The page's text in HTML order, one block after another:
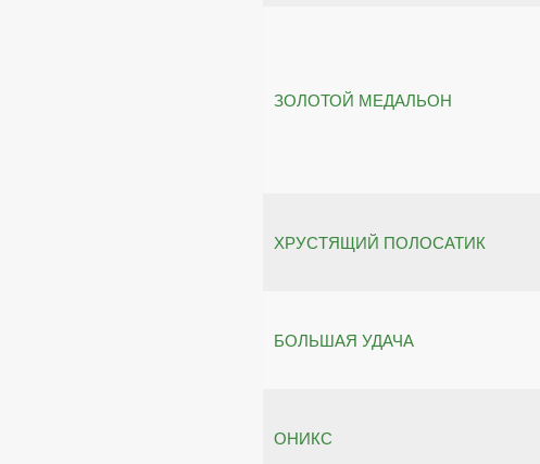
ЗОЛОТОЙ МЕДАЛЬОН
ХРУСТЯЩИЙ ПОЛОСАТИК
БОЛЬШАЯ УДАЧА
ОНИКС